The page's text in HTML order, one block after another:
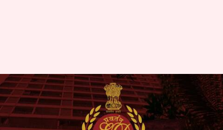
ऑनलाइन सट्टेबाजी के खिलाफ बड़ी
कार्रवाई, ED ने 8 ऐप्स के खिलाफ
दर्ज किया मामला